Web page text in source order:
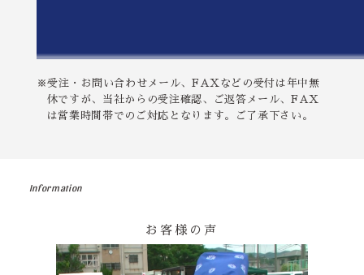
※受注・お問い合わせメール、FAXなどの受付は年中無
休ですが、当社からの受注確認、ご返答メール、FAX
は営業時間帯でのご対応となります。ご了承下さい。
Information
お客様の声